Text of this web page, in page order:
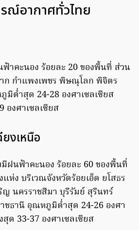
ณ์อากาศทั่วไทย
าคะนอง ร้อยละ 20 ของพื้นที่ ส่วน
ก กำแพงเพชร พิษณุโลก พิจิตร
ต่ำสุด 24-28 องศาเซลเซียส
งศาเซลเซียส
งเหนือ
ฝนฟ้าคะนอง ร้อยละ 60 ของพื้นที่
ห่ง บริเวณจังหวัดร้อยเอ็ด ยโสธร
ญ นครราชสีมา บุรีรัมย์ สุรินทร์
ชธานี อุณหภูมิต่ำสุด 24-26 องศา
ด 33-37 องศาเซลเซียส